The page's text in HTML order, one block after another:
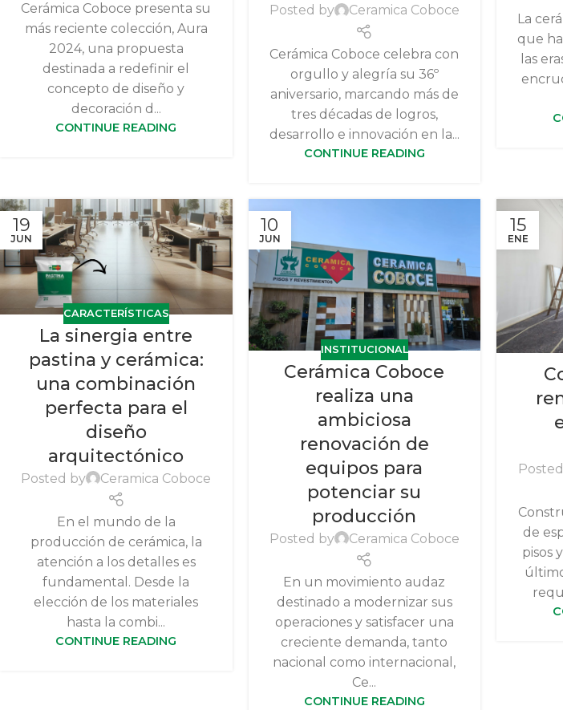
Cerámica Coboce presenta su
más reciente colección, Aura
2024, una propuesta
destinada a redefinir el
concepto de diseño y
decoración d...
CONTINUE READING
Posted by Ceramica Coboce
Cerámica Coboce celebra con
orgullo y alegría su 36º
aniversario, marcando más de
tres décadas de logros,
desarrollo e innovación en la...
CONTINUE READING
La
que
las
19
JUN
CARACTERÍSTICAS
La sinergia entre
pastina y cerámica:
una combinación
perfecta para el
diseño
arquitectónico
Posted by Ceramica Coboce
En el mundo de la
producción de cerámica, la
atención a los detalles es
fundamental. Desde la
elección de los materiales
hasta la combi...
CONTINUE READING
10
JUN
INSTITUCIONAL
Cerámica Coboce
realiza una
ambiciosa
renovación de
equipos para
potenciar su
producción
Posted by Ceramica Coboce
En un movimiento audaz
destinado a modernizar sus
operaciones y satisfacer una
creciente demanda, tanto
nacional como internacional,
Ce...
CONTINUE READING
15
ENE
de
pisos